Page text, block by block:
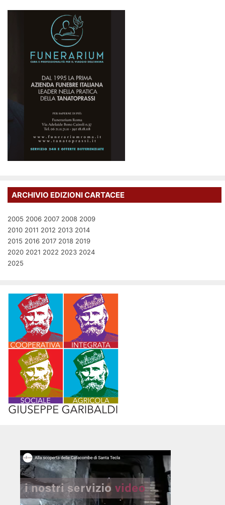
ARCHIVIO EDIZIONI CARTACEE
2005 2006 2007 2008 2009
2010 2011 2012 2013 2014
2015 2016 2017 2018 2019
2020 2021 2022 2023 2024
2025